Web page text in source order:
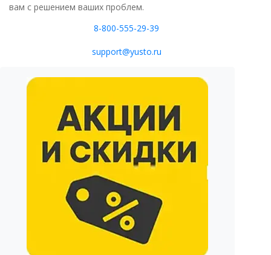
вам с решением ваших проблем.
8-800-555-29-39
support@yusto.ru